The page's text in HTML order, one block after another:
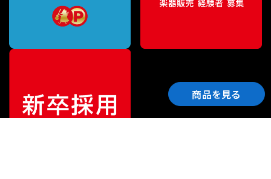
商品を見る